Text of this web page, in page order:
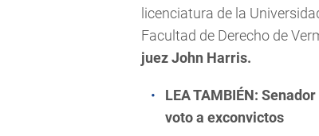
licenciatura de la
Facultad de Derecho de
juez John Harris.
LEA TAMBIÉN:
voto a exconvictos